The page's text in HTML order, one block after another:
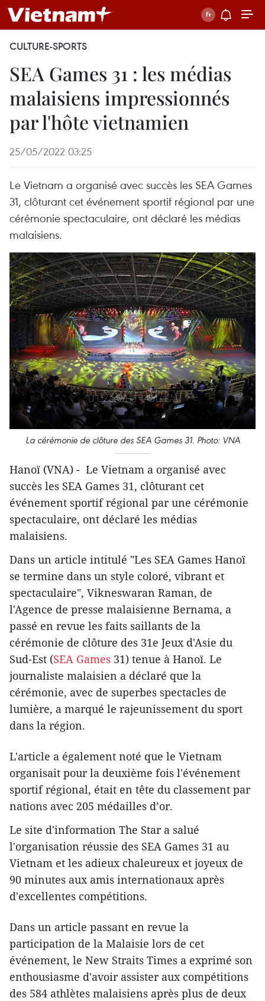
CULTURE-SPORTS
SEA Games 31 : les médias
malaisiens impressionnés
par l'hôte vietnamien
25/05/2022 03:25
Le Vietnam a organisé avec succès les SEA Games
31, clôturant cet événement sportif régional par une
cérémonie spectaculaire, ont déclaré les médias
malaisiens.
La cérémonie de clôture des SEA Games 31. Photo: VNA
Hanoï (VNA) - Le Vietnam a organisé avec
succès les SEA Games 31, clôturant cet
événement sportif régional par une cérémonie
spectaculaire, ont déclaré les médias
malaisiens.
Dans un article intitulé "Les SEA Games Hanoï
se termine dans un style coloré, vibrant et
spectaculaire", Vikneswaran Raman, de
l'Agence de presse malaisienne Bernama, a
passé en revue les faits saillants de la
cérémonie de clôture des 31e Jeux d'Asie du
Sud-Est (SEA Games 31) tenue à Hanoï. Le
journaliste malaisien a déclaré que la
cérémonie, avec de superbes spectacles de
lumière, a marqué le rajeunissement du sport
dans la région.
L'article a également noté que le Vietnam
organisait pour la deuxième fois l'événement
sportif régional, était en tête du classement par
nations avec 205 médailles d’or.
Le site d'information The Star a salué
l'organisation réussie des SEA Games 31 au
Vietnam et les adieux chaleureux et joyeux de
90 minutes aux amis internationaux après
d'excellentes compétitions.
Dans un article passant en revue la
participation de la Malaisie lors de cet
événement, le New Straits Times a exprimé son
enthousiasme d'avoir assister aux compétitions
des 584 athlètes malaisiens après plus de deux